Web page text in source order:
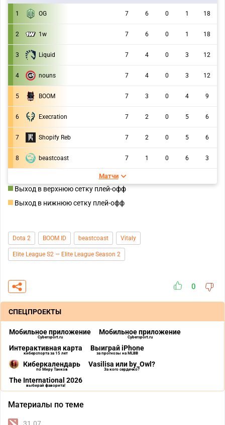
1 OG 7 6 0 1 18
2 1w 7 6 0 1 18
3 Liquid 7 4 0 3 12
4 nouns 7 4 0 3 12
5 BOOM 7 3 0 4 9
6 Execration 7 2 0 5 6
7 Shopify Reb 7 2 0 5 6
8 beastcoast 7 1 0 6 3
Матчи
Выход в верхнюю сетку плей-офф
Выход в нижнюю сетку плей-офф
Dota 2 BOOM ID beastcoast Vitaly
Elite League S2 — Elite League Season 2
0
СПЕЦПРОЕКТЫ
Мобильное приложение
Cybersport.ru
Мобильное приложение
Cybersport.ru
Интерактивная карта
киберспорта за 15 лет
Выиграй iPhone
за прогнозы на MLBB
Киберкалендарь
по Миру Танков
Vasilisa или by_Owl?
За кого сердечко?
The International 2026
выбирай фаворита!
Материалы по теме